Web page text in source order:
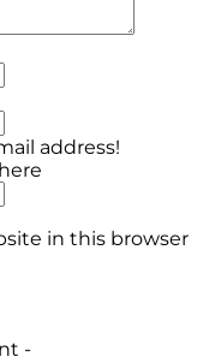
address!
in this browser
-